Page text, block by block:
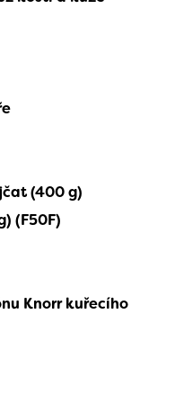
(400 g)
(F50F)
Knorr kuřecího